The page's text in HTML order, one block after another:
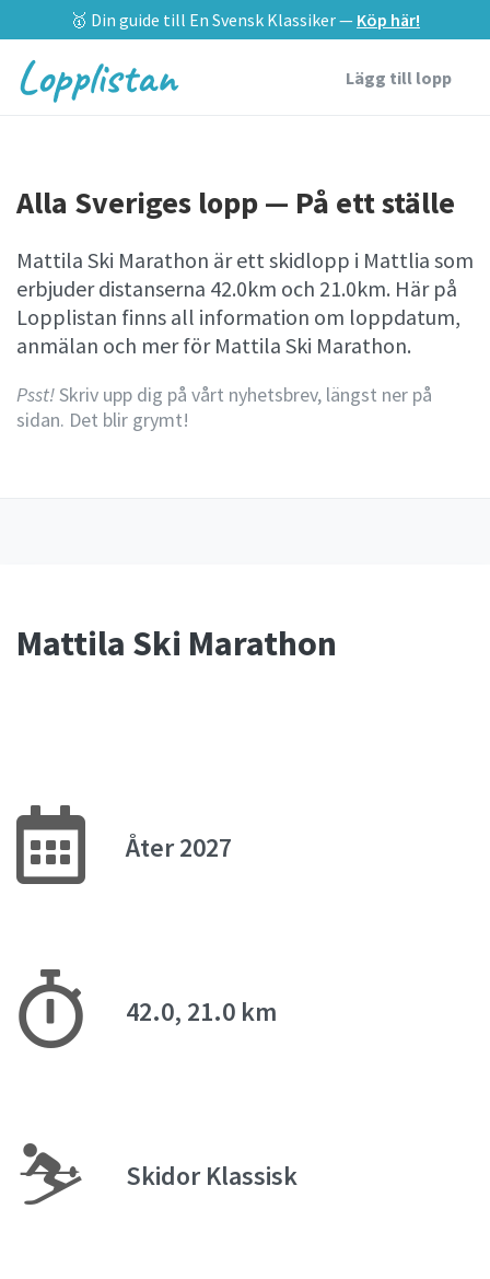
🥇 Din guide till En Svensk Klassiker — Köp här!
Lopplistan Lägg till lopp
Alla Sveriges lopp — På ett ställe
Mattila Ski Marathon är ett skidlopp i Mattlia som
erbjuder distanserna 42.0km och 21.0km. Här på
Lopplistan finns all information om loppdatum,
anmälan och mer för Mattila Ski Marathon.
Psst!Skriv upp dig på vårt nyhetsbrev, längst ner på
sidan. Det blir grymt!
Mattila Ski Marathon
Åter 2027
42.0, 21.0 km
⛷ Skidor Klassisk